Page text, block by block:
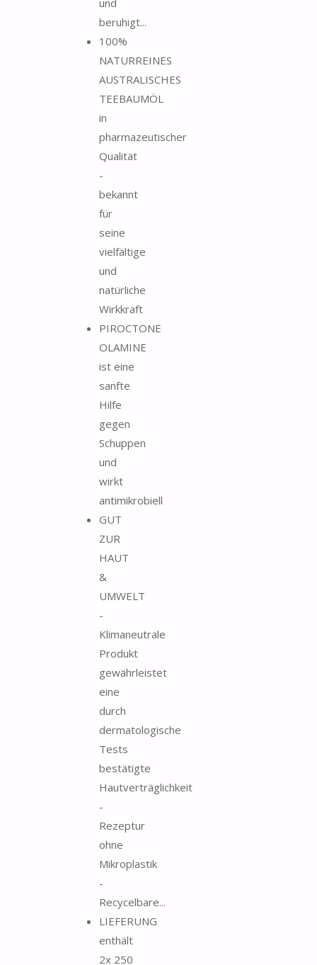
beruhigt...
100%
NATURREINES
AUSTRALISCHES
TEEBAUMÖL
in
pharmazeutischer
Qualität
-
bekannt
für
seine
vielfältige
und
natürliche
Wirkkraft
PIROCTONE
OLAMINE
ist eine
sanfte
Hilfe
gegen
Schuppen
und
wirkt
antimikrobiell
GUT
ZUR
HAUT
&
UMWELT
-
Klimaneutrale
Produkt
gewährleistet
eine
durch
dermatologische
Tests
bestätigte
Hautverträglichkeit
-
Rezeptur
ohne
Mikroplastik
-
Recycelbare...
LIEFERUNG
enthält
2x 250